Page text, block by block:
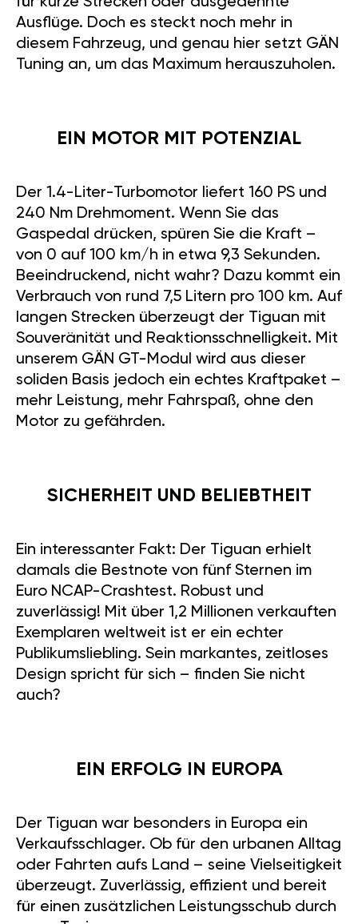
Ausflüge. Doch es steckt noch mehr in
diesem Fahrzeug, und genau hier setzt GÄN
Tuning an, um das Maximum herauszuholen.
EIN MOTOR MIT POTENZIAL
Der 1.4-Liter-Turbomotor liefert 160 PS und
240 Nm Drehmoment. Wenn Sie das
Gaspedal drücken, spüren Sie die Kraft –
von 0 auf 100 km/h in etwa 9,3 Sekunden.
Beeindruckend, nicht wahr? Dazu kommt ein
Verbrauch von rund 7,5 Litern pro 100 km. Auf
langen Strecken überzeugt der Tiguan mit
Souveränität und Reaktionsschnelligkeit. Mit
unserem GÄN GT-Modul wird aus dieser
soliden Basis jedoch ein echtes Kraftpaket –
mehr Leistung, mehr Fahrspaß, ohne den
Motor zu gefährden.
SICHERHEIT UND BELIEBTHEIT
Ein interessanter Fakt: Der Tiguan erhielt
damals die Bestnote von fünf Sternen im
Euro NCAP-Crashtest. Robust und
zuverlässig! Mit über 1,2 Millionen verkauften
Exemplaren weltweit ist er ein echter
Publikumsliebling. Sein markantes, zeitloses
Design spricht für sich – finden Sie nicht
auch?
EIN ERFOLG IN EUROPA
Der Tiguan war besonders in Europa ein
Verkaufsschlager. Ob für den urbanen Alltag
oder Fahrten aufs Land – seine Vielseitigkeit
überzeugt. Zuverlässig, effizient und bereit
für einen zusätzlichen Leistungsschub durch